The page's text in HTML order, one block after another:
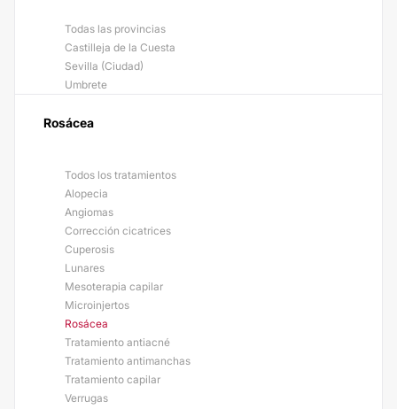
Todas las provincias
Castilleja de la Cuesta
Sevilla (Ciudad)
Umbrete
Rosácea
Todos los tratamientos
Alopecia
Angiomas
Corrección cicatrices
Cuperosis
Lunares
Mesoterapia capilar
Microinjertos
Rosácea
Tratamiento antiacné
Tratamiento antimanchas
Tratamiento capilar
Verrugas